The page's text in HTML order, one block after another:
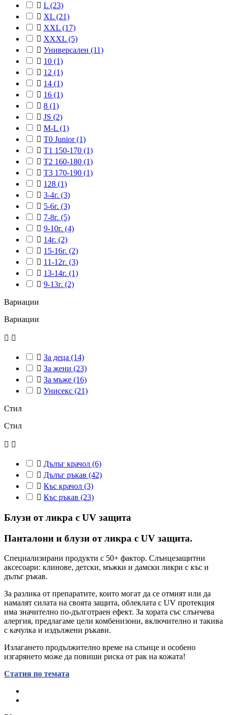
 L (23)
 XL (21)
 XXL (17)
 XXXL (5)
 Универсален (11)
 10 (1)
 12 (1)
 14 (1)
 16 (1)
 8 (1)
 JS (2)
 M-L (1)
 T0 Junior(1)
 T1 150-170 (1)
 T2 160-180 (1)
 T3 170-190 (1)
 128 (1)
 3-4г. (3)
 5-6г. (3)
 7-8г. (5)
 9-10г. (4)
 14г. (2)
 15-16г. (2)
 11-12г. (3)
 13-14г. (1)
 9-13г. (2)
Вариации
Вариации
 
 За деца (14)
 За жени (23)
 За мъже (16)
 Унисекс (21)
Стил
Стил
 
 Дълъг крачол (6)
 Дълъг ръкав (42)
 Къс крачол (3)
 Къс ръкав (23)
Блузи от ликра с UV защита
Панталони и блузи от ликра с UV защита.
Специализирани продукти с 50+ фактор. Слънцезащитни
аксесоари: клинове, детски, мъжки и дамски ликри с къс и
дълъг ръкав.
За разлика от препаратите, които могат да се отмият или да
намалят силата на своята защита, облеклата с UV протекция
има значително по-дълготраен ефект. За хората със слънчева
алергия, предлагаме цели комбенизони, включително и такива
с качулка и издължени ръкави.
Излагането продължително време на слънце и особено
изгарянето може да повиши риска от рак на кожата!
Статия по темата